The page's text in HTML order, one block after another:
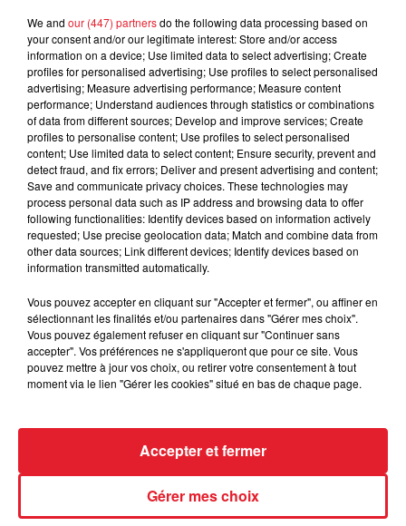
lumière la nécessité d'une justice équitable et transparente
pour toutes les parties impliquées.
LES DERNIÈRES NEWS Voir plus
Jay-Z se bat contre la grand-mère
d'un homme prétendant être son fils
Cassie met fin à une ex-escorte
masculine dans sa bataille...
Des vitres tombent de la tour
Montparnasse : des désaccords
Incendies en Gironde : encore
plusieurs semaines avant
We and our (447) partnersdo the following data processing based on
your consent and/or our legitimate interest: Store and/or access
information on a device; Use limited data to select advertising; Create
profiles for personalised advertising; Use profiles to select personalised
advertising; Measure advertising performance; Measure content
performance; Understand audiences through statistics or combinations
of data from different sources; Develop and improve services; Create
profiles to personalise content; Use profiles to select personalised
content; Use limited data to select content; Ensure security, prevent and
detect fraud, and fix errors; Deliver and present advertising and content;
Save and communicate privacy choices. These technologies may
process personal data such as IP address and browsing data to offer
following functionalities: Identify devices based on information actively
requested; Use precise geolocation data; Match and combine data from
other data sources; Link different devices; Identify devices based on
information transmitted automatically.
Vous pouvez accepter en cliquant sur "Accepter et fermer", ou affiner en
sélectionnant les finalités et/ou partenaires dans "Gérer mes choix".
Vous pouvez également refuser en cliquant sur "Continuer sans
accepter". Vos préférences ne s'appliqueront que pour ce site. Vous
pouvez mettre à jour vos choix, ou retirer votre consentement à tout
moment via le lien "Gérer les cookies" situé en bas de chaque page.
Gérer mes choix
Accepter et fermer